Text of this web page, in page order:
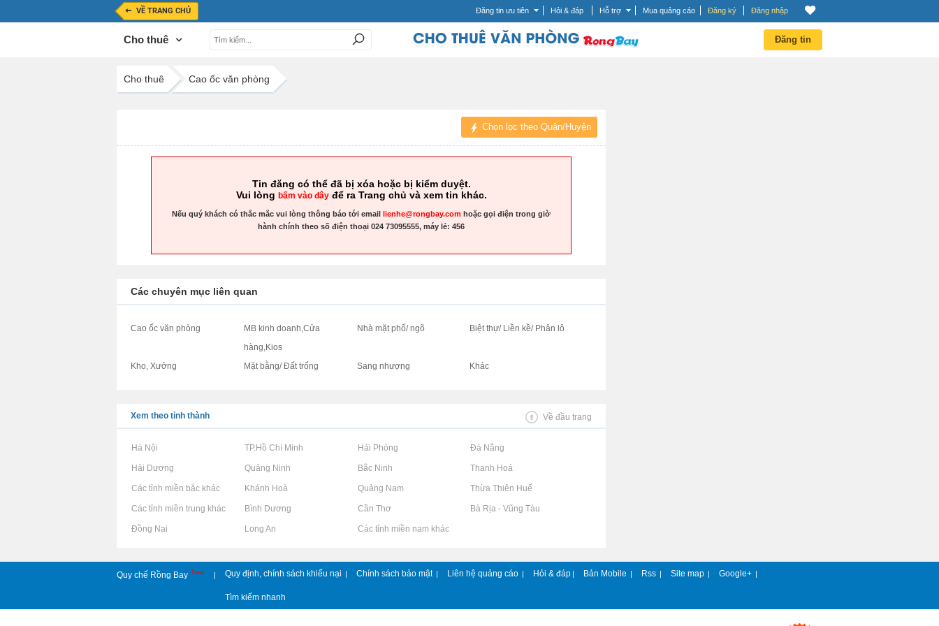
VỀ TRANG CHỦ Đăng tin ưu tiên Hỏi & đáp Hỗ trợ Mua quảng cáo Đăng ký Đăng nhập
Cho thuê Đăng tin
Cho thuê Cao ốc văn phòng
Chọn lọc theo Quận/Huyện
Tin đăng có thể đã bị xóa hoặc bị kiểm duyệt.
Vui lòng bấm vào đâyđể ra Trang chủ và xem tin khác.
Nếu quý khách có thắc mắc vui lòng thông báo tới email lienhe@rongbay.com hoặc gọi điện trong giờ
hành chính theo số điện thoại 024 73095555, máy lẻ: 456
Các chuyên mục liên quan
Cao ốc văn phòng
MB kinh doanh,Cửa
hàng,Kios
Nhà mặt phố/ ngõ Biệt thự/ Liền kề/ Phân lô
Kho, Xưởng Mặt bằng/ Đất trống Sang nhượng Khác
Xem theo tỉnh thành Về đầu trang
Rao vặt tại Hà Nội Rao vặt tại TP.Hồ Chí Minh Rao vặt tại Hải Phòng Rao vặt tại Đà Nẵng
Rao vặt tại Hải Dương Rao vặt tại Quảng Ninh Rao vặt tại Bắc Ninh Rao vặt tại Thanh Hoá
Rao vặt tại Các tỉnh miền bắc khácRao vặt tại Khánh Hoà Rao vặt tại Quảng Nam Rao vặt tại Thừa Thiên Huế
Rao vặt tại Các tỉnh miền trung khácRao vặt tại Bình Dương Rao vặt tại Cần Thơ Rao vặt tại Bà Rịa - Vũng Tàu
Rao vặt tại Đồng Nai Rao vặt tại Long An Rao vặt tại Các tỉnh miền nam khác
Quy chế Rồng Bay New | Quy định, chính sách khiếu nại | Chính sách bảo mật | Liên hệ quảng cáo | Hỏi & đáp | Bản Mobile | Rss | Site map | Google+ |
Tìm kiếm nhanh